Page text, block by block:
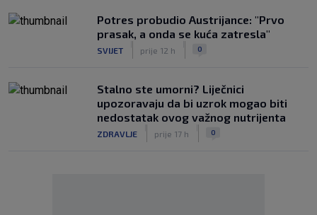
Potres probudio Austrijance: "Prvo
prasak, a onda se kuća zatresla"
SVIJET prije 12 h 0
Stalno ste umorni? Liječnici
upozoravaju da bi uzrok mogao biti
nedostatak ovog važnog nutrijenta
ZDRAVLJE prije 17 h 0